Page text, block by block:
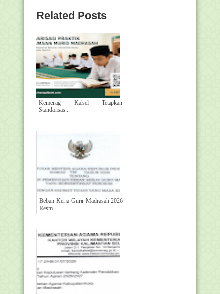
Related Posts
Kemenag Kalsel Tetapkan
Standarisas...
Beban Kerja Guru Madrasah 2026
Resm...